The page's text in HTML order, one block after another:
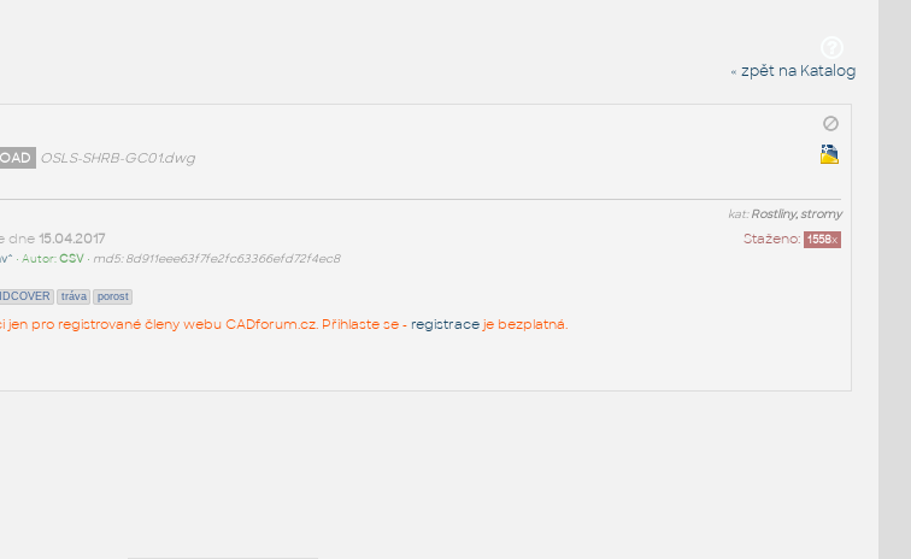
« zpět na Katalog
OSLS-SHRB-GC01.dwg
kat:Rostliny, stromy
Staženo: 1558x
dne 15.04.2017
• Autor:CSV• md5: 8d911eee63f7fe2fc63366efd72f4ec8
tráva porost
jen pro registrované členy webu CADforum.cz. Přihlaste se - registraceje bezplatná.